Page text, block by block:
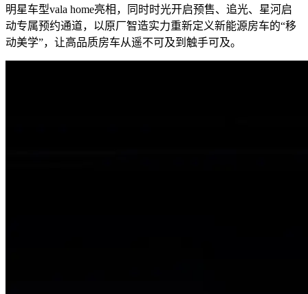
明星车型vala home亮相，同时时光开启预售、追光、星河启
动专属预约通道，以原厂智造实力重新定义新能源房车的“移
动美学”，让高品质房车从遥不可及到触手可及。